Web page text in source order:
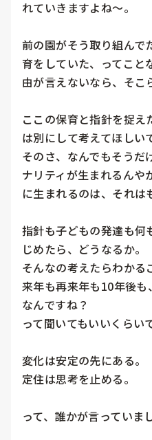
れていきますよね〜。
前の園がそう取り組んで
育をしていた、ってこと
由が言えないなら、そこ
ここの保育と指針を捉え
は別にして考えてほしい
そのさ、なんでもそうだ
ナリティが生まれるんや
に生まれるのは、それは
指針も子どもの発達も何
じめたら、どうなるか。
そんなの考えたらわかる
来年も再来年も10年後
なんですね？
って聞いてもいいくらい
変化は安定の先にある。
定住は思考を止める。
って、誰かが言っていま